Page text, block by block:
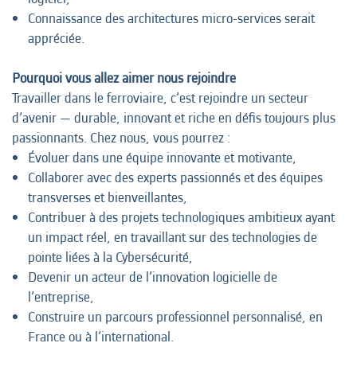
Connaissance des architectures micro-services serait
appréciée.
Pourquoi vous allez aimer nous rejoindre
Travailler dans le ferroviaire, c’est rejoindre un secteur
d’avenir — durable, innovant et riche en défis toujours plus
passionnants. Chez nous, vous pourrez :
Évoluer dans une équipe innovante et motivante,
Collaborer avec des experts passionnés et des équipes
transverses et bienveillantes,
Contribuer à des projets technologiques ambitieux ayant
un impact réel, en travaillant sur des technologies de
pointe liées à la Cybersécurité,
Devenir un acteur de l’innovation logicielle de
l’entreprise,
Construire un parcours professionnel personnalisé, en
France ou à l’international.